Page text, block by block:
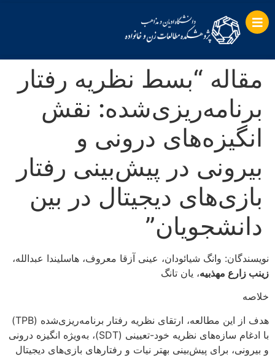
مقاله “بسط نظریه رفتار
برنامه‌ریزی‌شده: نقش
انگیزه‌های درونی و
بیرونی در پیش‌بینی رفتار
بازی‌های دیجیتال در بین
دانشجویان”
نویسندگان: وانگ شیائودان، عینی آزقا معروف، هاسلیندا عبدالله،
زینب زارع مهذبیه، یان تانگ
خلاصه
هدف از این مطالعه، ارتقای نظریه رفتار برنامه‌ریزی‌شده (TPB)
با ادغام سازه‌های نظریه خود-تعیینی (SDT)، به‌ویژه انگیزه درونی
و بیرونی، برای پیش‌بینی بهتر نیات و رفتارهای بازی‌های دیجیتال